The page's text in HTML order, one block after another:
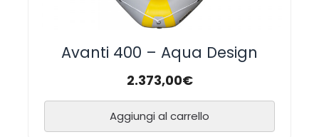
Avanti 400 – Aqua Design
2.373,00€
Aggiungi al carrello